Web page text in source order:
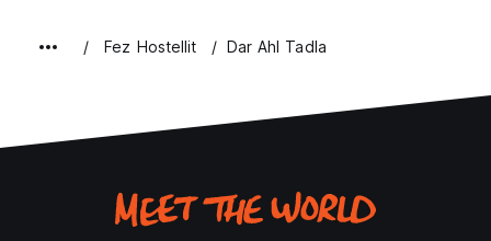
Fez Hostellit Dar Ahl Tadla